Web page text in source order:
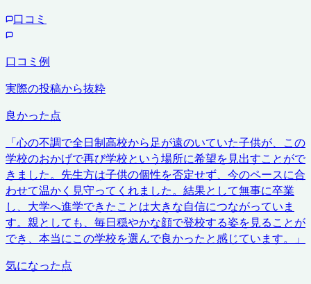
口コミ
口コミ例
実際の投稿から抜粋
良かった点
「心の不調で全日制高校から足が遠のいていた子供が、この
学校のおかげで再び学校という場所に希望を見出すことがで
きました。先生方は子供の個性を否定せず、今のペースに合
わせて温かく見守ってくれました。結果として無事に卒業
し、大学へ進学できたことは大きな自信につながっていま
す。親としても、毎日穏やかな顔で登校する姿を見ることが
でき、本当にこの学校を選んで良かったと感じています。
」
気になった点